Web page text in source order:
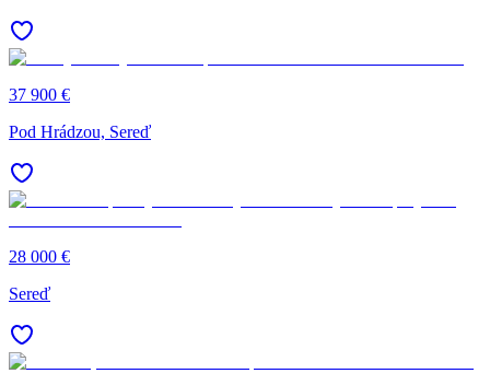
37 900 €
Pod Hrádzou, Sereď
28 000 €
Sereď